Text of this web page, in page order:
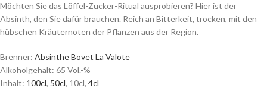
Möchten Sie das Löffel-Zucker-Ritual ausprobieren? Hier ist der
Absinth, den Sie dafür brauchen. Reich an Bitterkeit, trocken, mit den
hübschen Kräuternoten der Pflanzen aus der Region.
Brenner: Absinthe Bovet La Valote
Alkoholgehalt: 65 Vol.-%
Inhalt: 100cl, 50cl, 10cl, 4cl